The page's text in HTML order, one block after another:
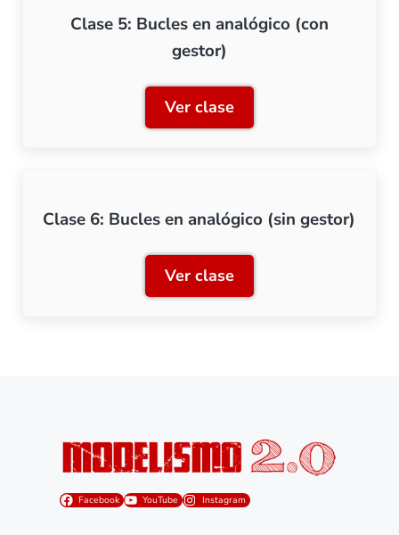
Clase 5: Bucles en analógico (con
gestor)
Ver claseClase 5: Bucles en
Clase 6: Bucles en analógico (sin gestor)
Ver claseClase 6: Bucles en
Facebook YouTube Instagram